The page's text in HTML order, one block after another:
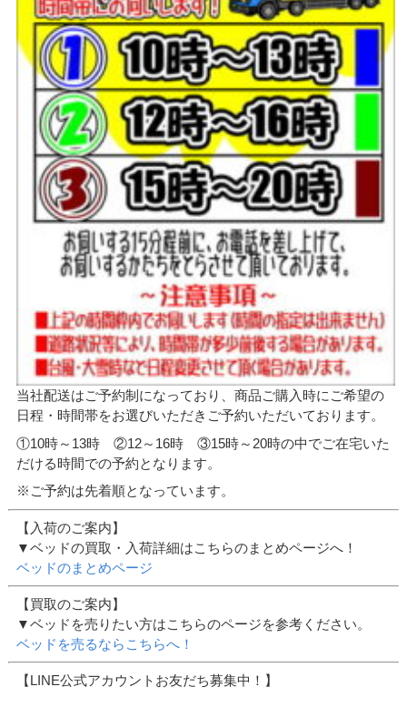
当社配送はご予約制になっており、商品ご購入時にご希望の
日程・時間帯をお選びいただきご予約いただいております。
①10時～13時 ②12～16時 ③15時～20時の中でご在宅いた
だける時間での予約となります。
※ご予約は先着順となっています。
【入荷のご案内】
▼ベッドの買取・入荷詳細はこちらのまとめページへ！
ベッドのまとめページ
【買取のご案内】
▼ベッドを売りたい方はこちらのページを参考ください。
ベッドを売るならこちらへ！
【LINE公式アカウントお友だち募集中！】